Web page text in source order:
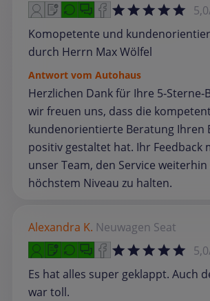
Komopetente und
durch Herrn Max Wölfel
Antwort vom Autohaus
Herzlichen Dank für Ihre
wir freuen uns, dass die
kundenorientierte Beratung Ihren
positiv gestaltet hat. Ihr Feedback
unser Team, den Service
höchstem Niveau zu halten.
Alexandra K. Neuwagen Seat
Es hat alles super geklappt. Auch
war toll.